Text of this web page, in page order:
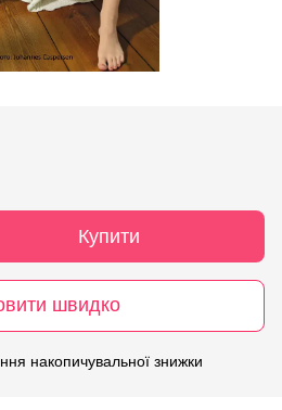
Купити
швидко
накопичувальної знижки